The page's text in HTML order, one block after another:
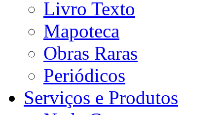
Livro Texto
Mapoteca
Obras Raras
Periódicos
Serviços e Produtos